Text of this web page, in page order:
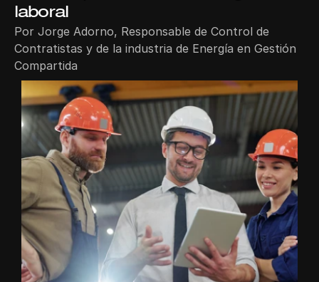
laboral
Por Jorge Adorno, Responsable de Control de
Contratistas y de la industria de Energía en Gestión
Compartida